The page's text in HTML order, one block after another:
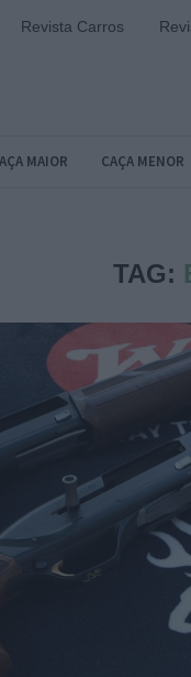
Revista Carros
MAIOR CAÇA MENOR
TAG: